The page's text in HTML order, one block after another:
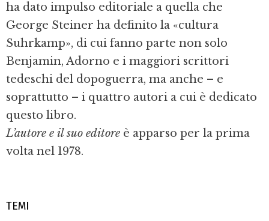
TEMI
ha dato impulso editoriale a quella che
George Steiner ha definito la «cultura
Suhrkamp», di cui fanno parte non solo
Benjamin, Adorno e i maggiori scrittori
tedeschi del dopoguerra, ma anche – e
soprattutto – i quattro autori a cui è dedicato
questo libro.
L’autore e il suo editore è apparso per la prima
volta nel 1978.